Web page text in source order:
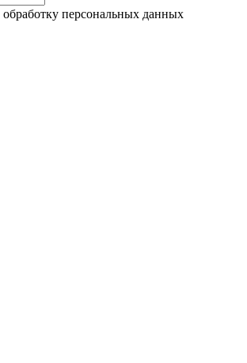
обработку персональных данных